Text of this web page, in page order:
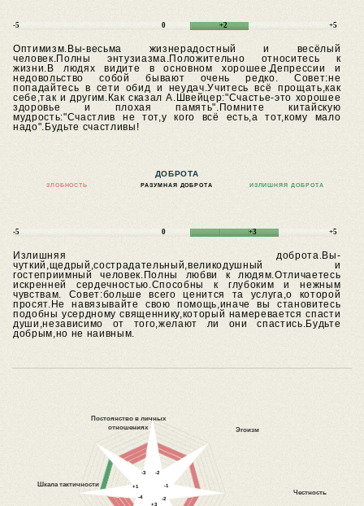
-5 0 +2 +5
Оптимизм.Вы-весьма жизнерадостный и весёлый
человек.Полны энтузиазма.Положительно относитесь к
жизни.В людях видите в основном хорошее.Депрессии и
недовольство собой бывают очень редко. Совет:не
попадайтесь в сети обид и неудач.Учитесь всё прощать,как
себе,так и другим.Как сказал А.Швейцер:"Счастье-это хорошее
здоровье и плохая память".Помните китайскую
мудрость:"Счастлив не тот,у кого всё есть,а тот,кому мало
надо".Будьте счастливы!
ДОБРОТА
ЗЛОБНОСТЬ РАЗУМНАЯ ДОБРОТА ИЗЛИШНЯЯ ДОБРОТА
-5 0 +3 +5
Излишняя доброта.Вы-
чуткий,щедрый,сострадательный,великодушный и
гостеприимный человек.Полны любви к людям.Отличаетесь
искренней сердечностью.Способны к глубоким и нежным
чувствам. Совет:больше всего ценится та услуга,о которой
просят.Не навязывайте свою помощь,иначе вы становитесь
подобны усердному священнику,который намеревается спасти
души,независимо от того,желают ли они спастись.Будьте
добрым,но не наивным.